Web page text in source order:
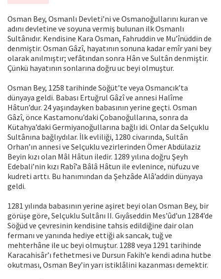
Osman Bey, Osmanlı Devleti’ni ve Osmanoğullarını kuran ve
adını devletine ve soyuna vermiş bulunan ilk Osmanlı
Sultânıdır. Kendisine Kara Osman, Fahruddin ve Mu’înüddin de
denmiştir. Osman Gâzî, hayatının sonuna kadar emîr yani bey
olarak anılmıştır; vefâtından sonra Hân ve Sultân denmiştir.
Çünkü hayatının sonlarına doğru uc beyi olmuştur.
Osman Bey, 1258 tarihinde Söğüt’te veya Osmancık’ta
dünyaya geldi. Babası Ertuğrul Gâzî ve annesi Halîme
Hâtun’dur. 24 yaşındayken babasının yerine geçti. Osman
Gâzî, önce Kastamonu’daki Çobanoğullarına, sonra da
Kütahya’daki Germiyanoğullarına bağlı idi. Onlar da Selçuklu
Sultânına bağlıydılar. İlk evliliği, 1280 civarında, Sultân
Orhan’ın annesi ve Selçuklu vezirlerinden Ömer Abdülaziz
Beyin kızı olan Mâl Hâtun iledir. 1289 yılına doğru Şeyh
Edebali’nin kızı Rabî’a Bâlâ Hâtun ile evlenince, nüfuzu ve
kudreti arttı. Bu hanımından da Şehzâde Alâ’addin dünyaya
geldi.
1281 yılında babasının yerine aşiret beyi olan Osman Bey, bir
görüşe göre, Selçuklu Sultânı II. Gıyâseddin Mes’ûd’un 1284’de
Söğüd ve çevresinin kendisine tahsis edildiğine dair olan
fermanı ve yanında hediye ettiği ak sancak, tuğ ve
mehterhâne ile uc beyi olmuştur. 1288 veya 1291 tarihinde
Karacahisâr’ı fethetmesi ve Dursun Fakih’e kendi adına hutbe
okutması, Osman Bey’in yarı istiklâlini kazanması demektir.